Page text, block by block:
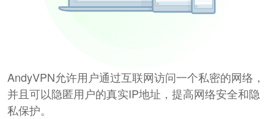
AndyVPN允许用户通过互联网访问一个私密的网络，
并且可以隐匿用户的真实IP地址，提高网络安全和隐
私保护。